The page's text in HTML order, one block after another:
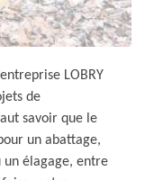
LOBRY
de
savoir que le
un abattage,
un élagage, entre